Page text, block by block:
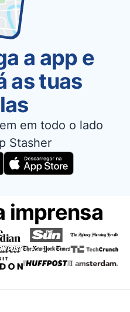
a app e
as tuas
em todo o lado
Stasher
imprensa